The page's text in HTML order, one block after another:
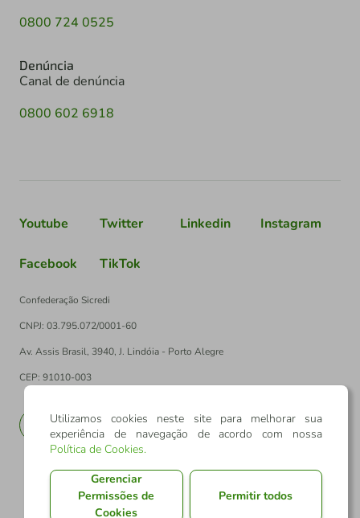
0800 724 0525
Denúncia
Canal de denúncia
0800 602 6918
Youtube Twitter Linkedin Instagram
Facebook TikTok
Confederação Sicredi
CNPJ: 03.795.072/0001-60
Av. Assis Brasil, 3940, J. Lindóia - Porto Alegre
CEP: 91010-003
EN
Utilizamos cookies neste site para melhorar sua
experiência de navegação de acordo com nossa
Política de Cookies.
Gerenciar
Permissões de
Cookies
Permitir todos